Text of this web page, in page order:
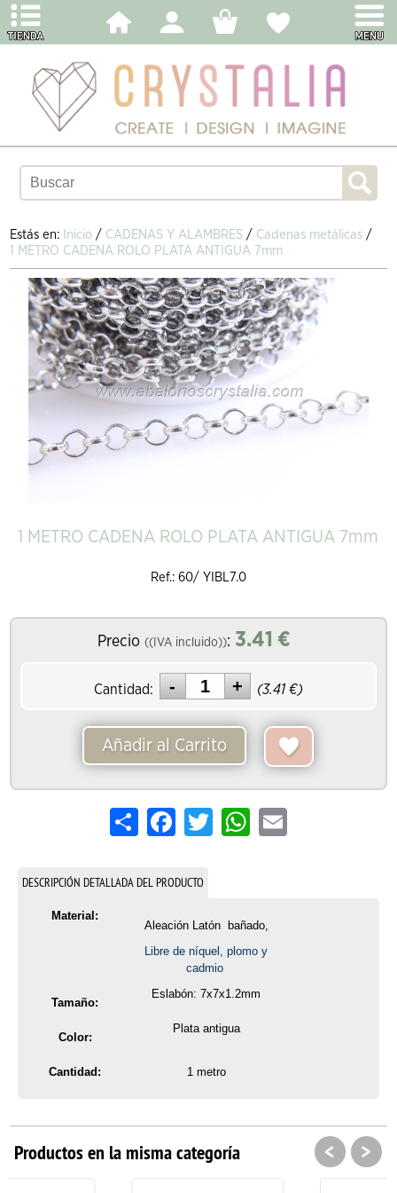
Estás en: Inicio / CADENAS Y ALAMBRES / Cadenas metálicas /
1 METRO CADENA ROLO PLATA ANTIGUA 7mm
1 METRO CADENA ROLO PLATA ANTIGUA 7mm
Ref.: 60/ YIBL7.0
Precio ((IVA incluido)): 3.41 €
Cantidad: (3.41€)
Añadir al Carrito
Share FacebookTwitterWhatsApp
Email
DESCRIPCIÓN DETALLADA DEL PRODUCTO
Material:
Aleación Latón
bañado,
Libre de níquel, plomo y
cadmio
Tamaño:
Eslabón: 7x7x1.2mm
Color:
Plata antigua
Cantidad: 1 metro
Productos en la misma categoría < >